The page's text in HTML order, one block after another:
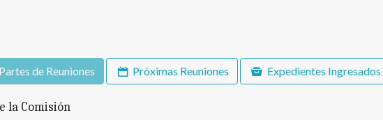
Partes de Reuniones Próximas Reuniones Expedientes Ingresados
la Comisión